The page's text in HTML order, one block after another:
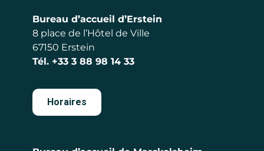
Bureau d’accueil d’Erstein
8 place de l’Hôtel de Ville
67150 Erstein
Tél. +33 3 88 98 14 33
Horaires